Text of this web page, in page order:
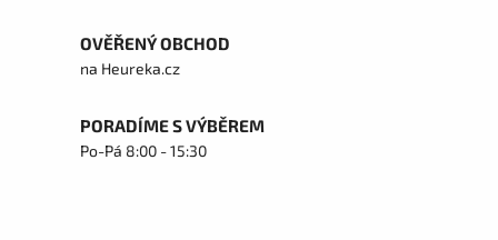
OVĚŘENÝ OBCHOD
na Heureka.cz
PORADÍME S VÝBĚREM
Po-Pá 8:00 - 15:30